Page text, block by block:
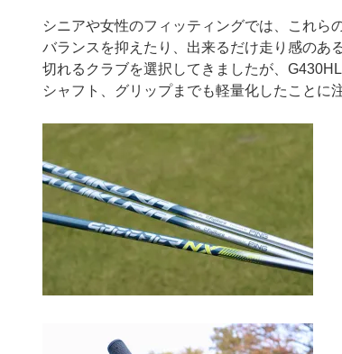
シニアや女性のフィッティングでは、これら
バランスを抑えたり、出来るだけ走り感のあ
切れるクラブを選択してきましたが、
シャフト、グリップまでも軽量化したことに